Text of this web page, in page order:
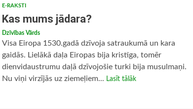
E-RAKSTI
Kas mums jādara?
Dzīvības Vārds
Visa Eiropa 1530.gadā dzīvoja satraukumā un kara
gaidās. Lielākā daļa Eiropas bija kristīga, tomēr
dienvidaustrumu daļā dzīvojošie turki bija musulmaņi.
Nu viņi virzījās uz ziemeļiem... Lasīt tālāk